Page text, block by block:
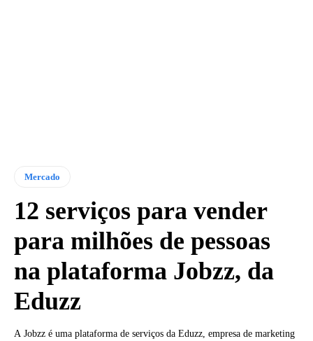
Mercado
12 serviços para vender
para milhões de pessoas
na plataforma Jobzz, da
Eduzz
A Jobzz é uma plataforma de serviços da Eduzz, empresa de marketing